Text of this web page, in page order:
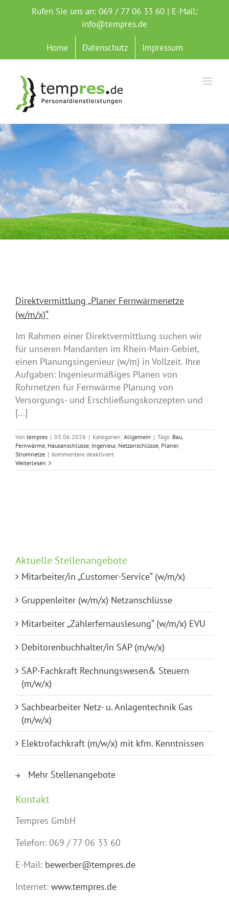
Rufen Sie uns an: 069 / 77 06 33 60 | E-Mail:
info@tempres.de
Home Datenschutz Impressum
Direktvermittlung „Planer Fernwärmenetze
(w/m/x)“
Im Rahmen einer Direktvermittlung suchen wir
für unseren Mandanten im Rhein-Main-Gebiet,
einen Planungsingenieur (w/m) in Vollzeit. Ihre
Aufgaben: Ingenieurmäßiges Planen von
Rohrnetzen für Fernwärme Planung von
Versorgungs- und Erschließungskonzepten und
[...]
Von tempres | 03.06.2026 | Kategorien: Allgemein | Tags: Bau,
Fernwärme, Hausanschlüsse, Ingenieur, Netzanschlüsse, Planer,
Stromnetze | Kommentare deaktiviertfür
„Planer
Weiterlesen
Aktuelle Stellenangebote
Mitarbeiter/in „Customer-Service“ (w/m/x)
Gruppenleiter (w/m/x) Netzanschlüsse
Mitarbeiter „Zählerfernauslesung“ (w/m/x) EVU
Debitorenbuchhalter/in SAP (m/w/x)
SAP-Fachkraft Rechnungswesen& Steuern
(m/w/x)
Sachbearbeiter Netz- u. Anlagentechnik Gas
(m/w/x)
Elektrofachkraft (m/w/x) mit kfm. Kenntnissen
Mehr Stellenangebote
Kontakt
Tempres GmbH
Telefon: 069 / 77 06 33 60
E-Mail: bewerber@tempres.de
Internet: www.tempres.de